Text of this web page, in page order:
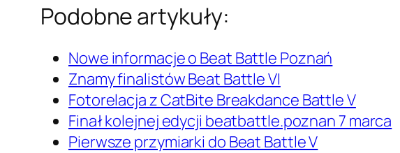
Podobne artykuły:
Nowe informacje o Beat Battle Poznań
Znamy finalistów Beat Battle VI
Fotorelacja z CatBite Breakdance Battle V
Finał kolejnej edycji beatbattle.poznan 7 marca
Pierwsze przymiarki do Beat Battle V